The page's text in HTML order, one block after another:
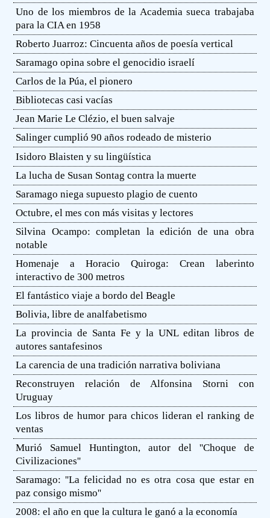
Uno de los miembros de la Academia sueca trabajaba
para la CIA en 1958
Roberto Juarroz: Cincuenta años de poesía vertical
Saramago opina sobre el genocidio israelí
Carlos de la Púa, el pionero
Bibliotecas casi vacías
Jean Marie Le Clézio, el buen salvaje
Salinger cumplió 90 años rodeado de misterio
Isidoro Blaisten y su lingüística
La lucha de Susan Sontag contra la muerte
Saramago niega supuesto plagio de cuento
Octubre, el mes con más visitas y lectores
Silvina Ocampo: completan la edición de una obra
notable
Homenaje a Horacio Quiroga: Crean laberinto
interactivo de 300 metros
El fantástico viaje a bordo del Beagle
Bolivia, libre de analfabetismo
La provincia de Santa Fe y la UNL editan libros de
autores santafesinos
La carencia de una tradición narrativa boliviana
Reconstruyen relación de Alfonsina Storni con
Uruguay
Los libros de humor para chicos lideran el ranking de
ventas
Murió Samuel Huntington, autor del ''Choque de
Civilizaciones''
Saramago: ''La felicidad no es otra cosa que estar en
paz consigo mismo''
2008: el año en que la cultura le ganó a la economía